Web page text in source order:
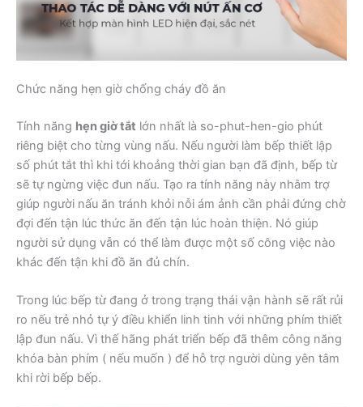
Chức năng hẹn giờ chống cháy đồ ăn
Tính năng hẹn giờ tắt lớn nhất là so-phut-hen-gio phút
riêng biệt cho từng vùng nấu. Nếu người làm bếp thiết lập
số phút tắt thì khi tới khoảng thời gian bạn đã định, bếp từ
sẽ tự ngừng việc đun nấu. Tạo ra tính năng này nhằm trợ
giúp người nấu ăn tránh khỏi nỗi ám ảnh cần phải đứng chờ
đợi đến tận lúc thức ăn đến tận lúc hoàn thiện. Nó giúp
người sử dụng vẫn có thể làm được một số công việc nào
khác đến tận khi đồ ăn đủ chín.
Trong lúc bếp từ đang ở trong trạng thái vận hành sẽ rất rủi
ro nếu trẻ nhỏ tự ý điều khiển linh tinh với những phím thiết
lập đun nấu. Vì thế hãng phát triển bếp đã thêm công năng
khóa bàn phím ( nếu muốn ) để hỗ trợ người dùng yên tâm
khi rời bếp bếp.